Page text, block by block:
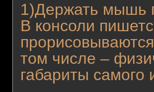
1)Держать мышь
В консоли
том числе –
габариты самого